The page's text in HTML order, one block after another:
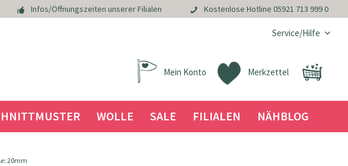
Infos/Öffnungszeiten unserer Filialen Kostenlose Hotline 05921 713 999 0
Service/Hilfe
Merkzettel
Mein Konto
WOLLE SALE FILIALEN NÄHBLOG
20mm